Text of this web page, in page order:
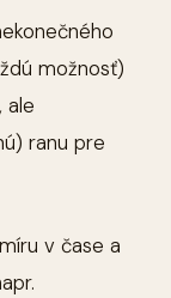
možnosť)
ale
ranu pre
v čase a